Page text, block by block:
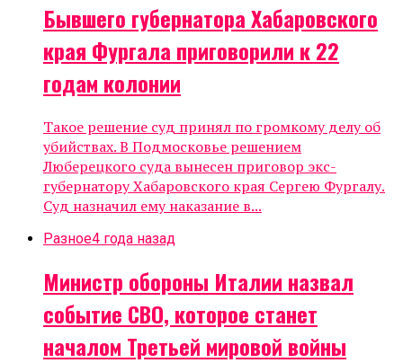
Бывшего губернатора Хабаровского
края Фургала приговорили к 22
годам колонии
Такое решение суд принял по громкому делу об
убийствах. В Подмосковье решением
Люберецкого суда вынесен приговор экс-
губернатору Хабаровского края Сергею Фургалу.
Суд назначил ему наказание в...
Разное4 года назад
Министр обороны Италии назвал
событие СВО, которое станет
началом Третьей мировой войны